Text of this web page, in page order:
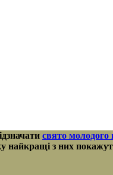
свято молодого
найкращі з них